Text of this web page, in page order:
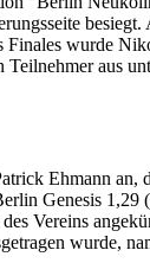
besiegt.
wurde
aus
Ehmann an,
Genesis
Vereins
wurde,